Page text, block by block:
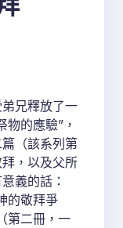
兄釋放了一
的應驗”，
（該系列第
，以及父所
義的話：
的敬拜爭
第二冊，一